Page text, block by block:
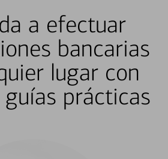
a efectuar
bancarias
lugar con
prácticas